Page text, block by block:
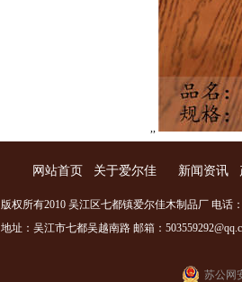
,,
网站首页 关于爱尔佳 新闻资讯
版权所有2010 吴江区七都镇爱尔佳木制品厂 电话
地址：吴江市七都吴越南路 邮箱：
苏公网